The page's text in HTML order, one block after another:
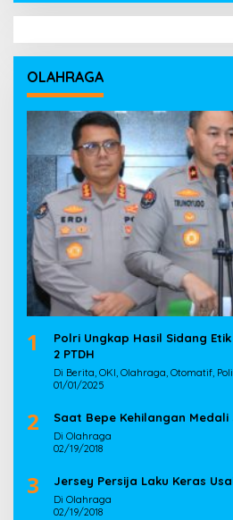
OLAHRAGA
1
Polri Ungkap Hasil Sidang
2 PTDH
Di Berita, OKI, Olahraga, Otomatif,
01/01/2025
2 Saat Bepe Kehilangan
Di Olahraga
02/19/2018
3 Jersey Persija Laku Keras
Di Olahraga
02/19/2018